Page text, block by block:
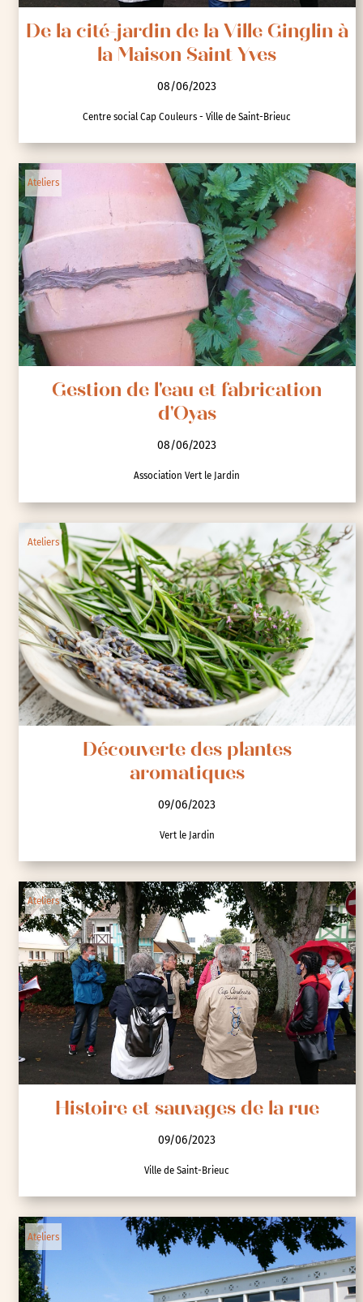
De la cité-jardin de la Ville Ginglin à
la Maison Saint Yves
08/06/2023
Centre social Cap Couleurs - Ville de Saint-Brieuc
Ateliers
Gestion de l'eau et fabrication
d'Oyas
08/06/2023
Association Vert le Jardin
Ateliers
Découverte des plantes
aromatiques
09/06/2023
Vert le Jardin
Ateliers
Histoire et sauvages de la rue
09/06/2023
Ville de Saint-Brieuc
Ateliers